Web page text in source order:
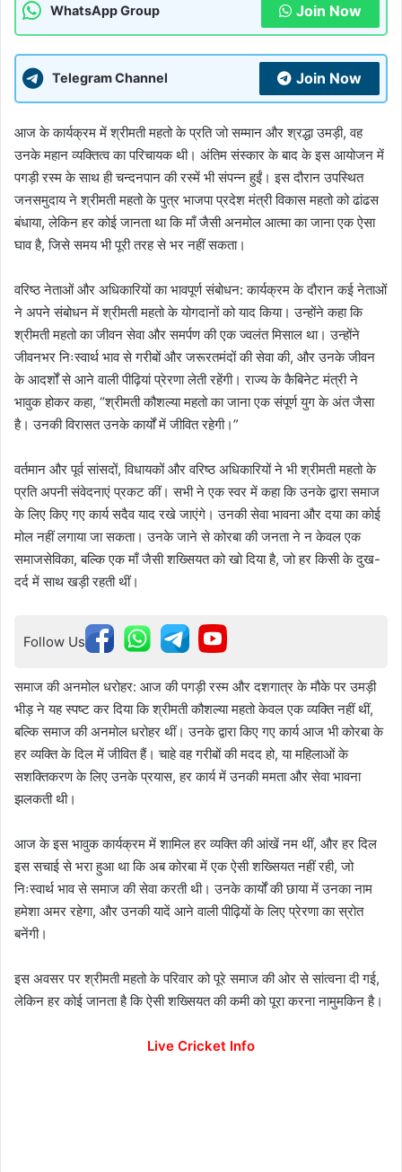
WhatsApp Group Join Now
Telegram Channel Join Now
आज के कार्यक्रम में श्रीमती महतो के प्रति जो सम्मान और श्रद्धा उमड़ी, वह
उनके महान व्यक्तित्व का परिचायक थी। अंतिम संस्कार के बाद के इस आयोजन में
पगड़ी रस्म के साथ ही चन्दनपान की रस्में भी संपन्न हुईं। इस दौरान उपस्थित
जनसमुदाय ने श्रीमती महतो के पुत्र भाजपा प्रदेश मंत्री विकास महतो को ढांढस
बंधाया, लेकिन हर कोई जानता था कि माँ जैसी अनमोल आत्मा का जाना एक ऐसा
घाव है, जिसे समय भी पूरी तरह से भर नहीं सकता।
वरिष्ठ नेताओं और अधिकारियों का भावपूर्ण संबोधन: कार्यक्रम के दौरान कई नेताओं
ने अपने संबोधन में श्रीमती महतो के योगदानों को याद किया। उन्होंने कहा कि
श्रीमती महतो का जीवन सेवा और समर्पण की एक ज्वलंत मिसाल था। उन्होंने
जीवनभर निःस्वार्थ भाव से गरीबों और जरूरतमंदों की सेवा की, और उनके जीवन
के आदर्शों से आने वाली पीढ़ियां प्रेरणा लेती रहेंगी। राज्य के कैबिनेट मंत्री ने
भावुक होकर कहा, “श्रीमती कौशल्या महतो का जाना एक संपूर्ण युग के अंत जैसा
है। उनकी विरासत उनके कार्यों में जीवित रहेगी।”
वर्तमान और पूर्व सांसदों, विधायकों और वरिष्ठ अधिकारियों ने भी श्रीमती महतो के
प्रति अपनी संवेदनाएं प्रकट कीं। सभी ने एक स्वर में कहा कि उनके द्वारा समाज
के लिए किए गए कार्य सदैव याद रखे जाएंगे। उनकी सेवा भावना और दया का कोई
मोल नहीं लगाया जा सकता। उनके जाने से कोरबा की जनता ने न केवल एक
समाजसेविका, बल्कि एक माँ जैसी शख्सियत को खो दिया है, जो हर किसी के दुख-
दर्द में साथ खड़ी रहती थीं।
Follow Us
समाज की अनमोल धरोहर: आज की पगड़ी रस्म और दशगात्र के मौके पर उमड़ी
भीड़ ने यह स्पष्ट कर दिया कि श्रीमती कौशल्या महतो केवल एक व्यक्ति नहीं थीं,
बल्कि समाज की अनमोल धरोहर थीं। उनके द्वारा किए गए कार्य आज भी कोरबा के
हर व्यक्ति के दिल में जीवित हैं। चाहे वह गरीबों की मदद हो, या महिलाओं के
सशक्तिकरण के लिए उनके प्रयास, हर कार्य में उनकी ममता और सेवा भावना
झलकती थी।
आज के इस भावुक कार्यक्रम में शामिल हर व्यक्ति की आंखें नम थीं, और हर दिल
इस सचाई से भरा हुआ था कि अब कोरबा में एक ऐसी शख्सियत नहीं रही, जो
निःस्वार्थ भाव से समाज की सेवा करती थी। उनके कार्यों की छाया में उनका नाम
हमेशा अमर रहेगा, और उनकी यादें आने वाली पीढ़ियों के लिए प्रेरणा का स्रोत
बनेंगी।
इस अवसर पर श्रीमती महतो के परिवार को पूरे समाज की ओर से सांत्वना दी गई,
लेकिन हर कोई जानता है कि ऐसी शख्सियत की कमी को पूरा करना नामुमकिन है।
Live Cricket Info